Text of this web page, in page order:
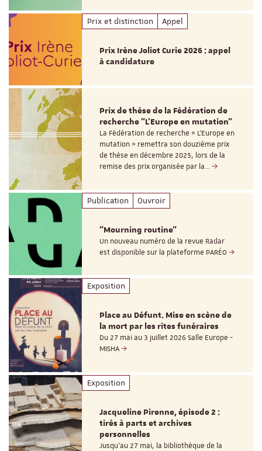
Prix et distinction Appel
Prix Irène Joliot Curie 2026 : appel
à candidature
Prix de thèse de la Fédération de
recherche "L’Europe en mutation"
La Fédération de recherche « L’Europe en
mutation » remettra son douzième prix
de thèse en décembre 2025, lors de la
remise des prix organisée par la…
Publication Ouvroir
"Mourning routine"
Un nouveau numéro de la revue Radar
est disponible sur la plateforme PARÉO
Exposition
Place au Défunt. Mise en scène de
la mort par les rites funéraires
Du 27 mai au 3 juillet 2026 Salle Europe -
MISHA
Exposition
Jacqueline Pirenne, épisode 2 :
tirés à parts et archives
personnelles
Jusqu’au 27 mai, la bibliothèque de la